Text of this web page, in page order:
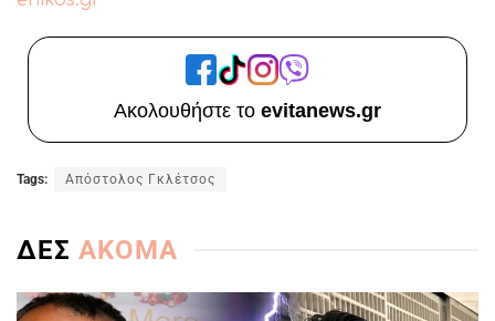
Ακολουθήστε το evitanews.gr
Tags: Απόστολος Γκλέτσος
ΔΕΣ ΑΚΟΜΑ